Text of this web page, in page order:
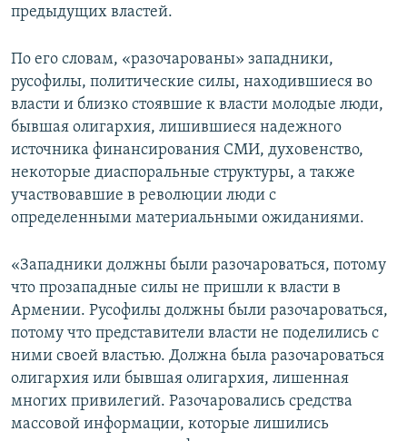
предыдущих властей.
По его словам, «разочарованы» западники,
русофилы, политические силы, находившиеся во
власти и близко стоявшие к власти молодые люди,
бывшая олигархия, лишившиеся надежного
источника финансирования СМИ, духовенство,
некоторые диаспоральные структуры, а также
участвовавшие в революции люди с
определенными материальными ожиданиями.
«Западники должны были разочароваться, потому
что прозападные силы не пришли к власти в
Армении. Русофилы должны были разочароваться,
потому что представители власти не поделились с
ними своей властью. Должна была разочароваться
олигархия или бывшая олигархия, лишенная
многих привилегий. Разочаровались средства
массовой информации, которые лишились